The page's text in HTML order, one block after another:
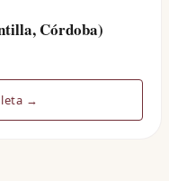
Córdoba)
→